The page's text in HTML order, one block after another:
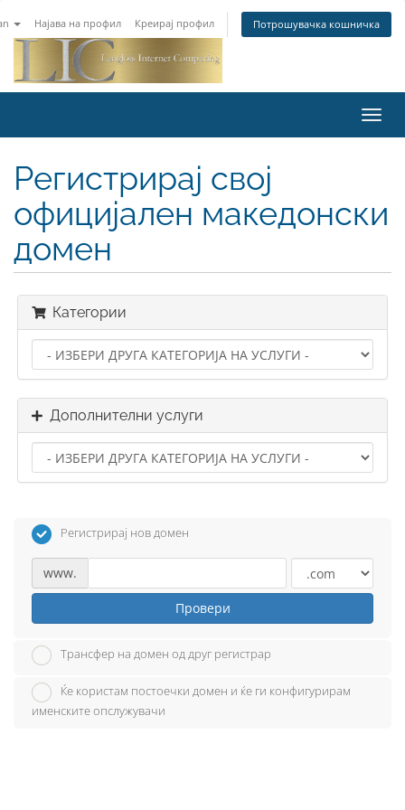
Најава на профил Креирај профил Потрошувачка кошничка
Регистрирај свој
официјален македонски
домен
Категории
Дополнителни услуги
Регистрирај нов домен
www.
Провери
Трансфер на домен од друг регистрар
Ќе користам постоечки домен и ќе ги конфигурирам
именските опслужувачи